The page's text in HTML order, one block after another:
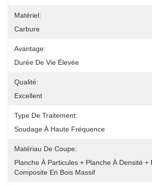
Matériel:
Carbure
Avantage:
Durée De Vie Élevée
Qualité:
Excellent
Type De Traitement:
Soudage À Haute Fréquence
Matériau De Coupe:
Planche À Particules + Planche À Densité +
Composite En Bois Massif